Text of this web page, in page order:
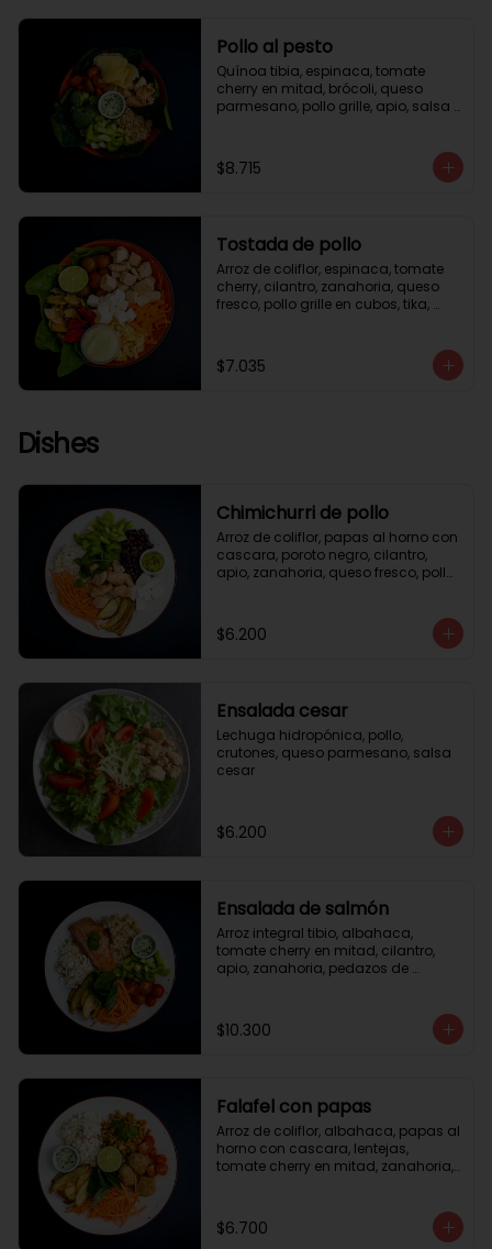
Pollo al pesto
Quínoa tibia, espinaca, tomate
cherry en mitad, brócoli, queso
parmesano, pollo grille, apio, salsa
$8.715
Tostada de pollo
Arroz de coliflor, espinaca, tomate
cherry, cilantro, zanahoria, queso
fresco, pollo grille en cubos, tika,
$7.035
Dishes
Chimichurri de pollo
Arroz de coliflor, papas al horno con
cascara, poroto negro, cilantro,
apio, zanahoria, queso fresco, pollo
$6.200
Ensalada cesar
Lechuga hidropónica, pollo,
crutones, queso parmesano, salsa
cesar
$6.200
Ensalada de salmón
Arroz integral tibio, albahaca,
tomate cherry en mitad, cilantro,
apio, zanahoria, pedazos de
verde, limón.
$10.300
Falafel con papas
Arroz de coliflor, albahaca, papas al
horno con cascara, lentejas,
tomate cherry en mitad, zanahoria,
$6.700